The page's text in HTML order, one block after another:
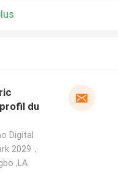
du
Digital
2029，
,LA